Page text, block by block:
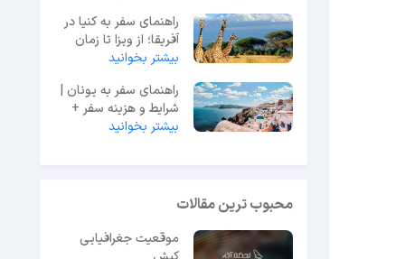
راهنمای سفر به کنیا در
آفریقا؛ از ویزا تا زمان
سفر
بیشتر بخوانید
راهنمای سفر به یونان |
شرایط و هزینه سفر +
اطلاعات ضروری
بیشتر بخوانید
محبوب ترین مقالات
موقعیت جغرافیایی